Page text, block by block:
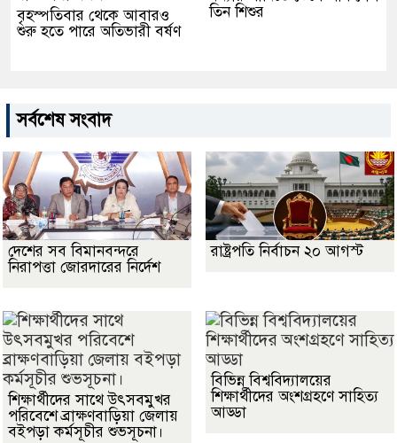
বৃহস্পতিবার থেকে আবারও
শুরু হতে পারে অতিভারী বর্ষণ
তিন শিশুর
সর্বশেষ সংবাদ
দেশের সব বিমানবন্দরে
নিরাপত্তা জোরদারের নির্দেশ
রাষ্ট্রপতি নির্বাচন ২০ আগস্ট
শিক্ষার্থীদের সাথে উৎসবমুখর
পরিবেশে ব্রাক্ষণবাড়িয়া জেলায়
বইপড়া কর্মসূচীর শুভসূচনা।
বিভিন্ন বিশ্ববিদ্যালয়ের
শিক্ষার্থীদের অংশগ্রহণে সাহিত্য
আড্ডা